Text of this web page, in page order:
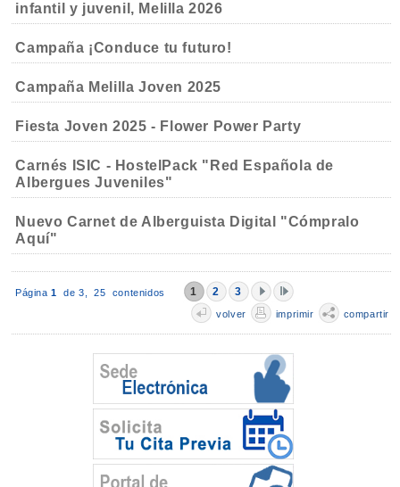
infantil y juvenil, Melilla 2026
Campaña ¡Conduce tu futuro!
Campaña Melilla Joven 2025
Fiesta Joven 2025 - Flower Power Party
Carnés ISIC - HostelPack "Red Española de
Albergues Juveniles"
Nuevo Carnet de Alberguista Digital "Cómpralo
Aquí"
Página 1 de 3,25 contenidos 1 2 3
volver imprimir compartir